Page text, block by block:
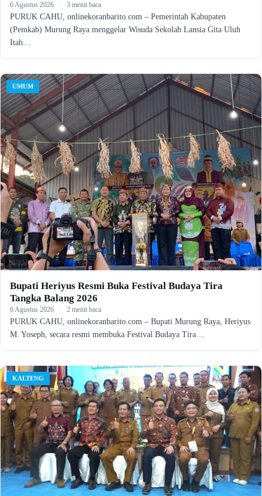
6 Agustus 2026 · 3 menit baca
PURUK CAHU, onlinekoranbarito.com – Pemerintah Kabupaten
(Pemkab) Murung Raya menggelar Wisuda Sekolah Lansia Gita Uluh
Itah…
UMUM
Bupati Heriyus Resmi Buka Festival Budaya Tira
Tangka Balang 2026
6 Agustus 2026 · 2 menit baca
PURUK CAHU, onlinekoranbarito.com – Bupati Murung Raya, Heriyus
M. Yoseph, secara resmi membuka Festival Budaya Tira…
KALTENG